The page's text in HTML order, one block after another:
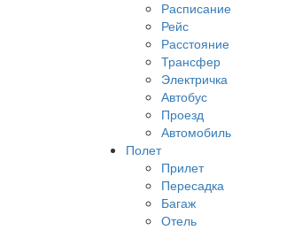
Расписание
Рейс
Расстояние
Трансфер
Электричка
Автобус
Проезд
Автомобиль
Полет
Прилет
Пересадка
Багаж
Отель